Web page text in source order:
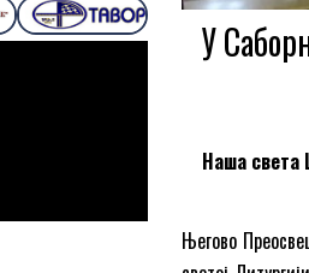
У
Наша света
Његово